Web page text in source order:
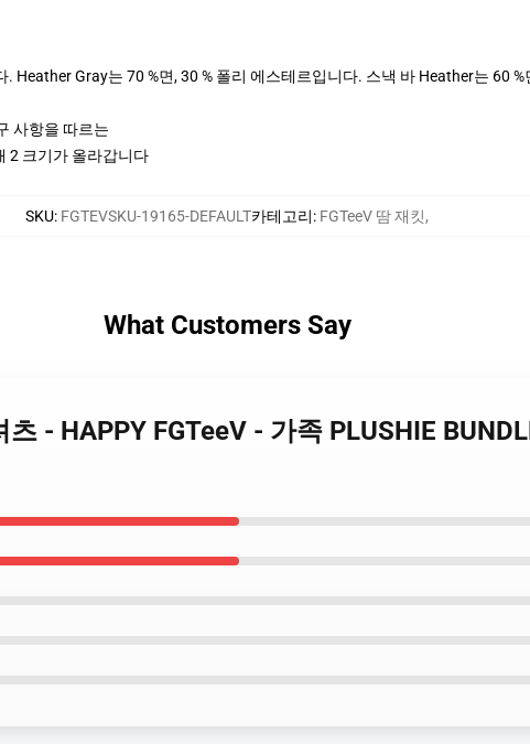
Heather Gray는 70 %면, 30 % 폴리 에스테르입니다. 스낵 바 Heather는 60 %
사항을 따르는
2 크기가 올라갑니다
SKU: FGTEVSKU-19165-DEFAULT카테고리: FGTeeV 땀 재킷,
What Customers Say
- HAPPY FGTeeV - 가족 PLUSHIE